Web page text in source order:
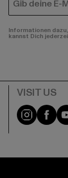
E-MAIL
Informationen
kannst Dich
Visit our